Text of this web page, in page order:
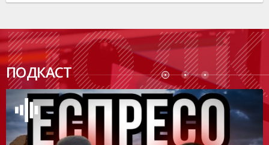
ПОДКАСТ
ПОДК